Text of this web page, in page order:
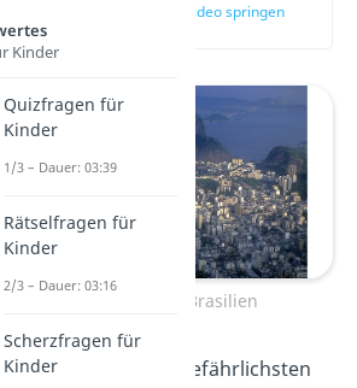
zur Stelle im Video springen
Rio de Janeiro, Brasilien
Auf dem 7. Platz der gefährlichsten
Kinder
Quizfragen für
Kinder
1/3 – Dauer: 03:39
Rätselfragen für
Kinder
2/3 – Dauer: 03:16
Scherzfragen für
Kinder